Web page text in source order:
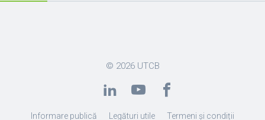
© 2026 UTCB
Informare publică Legături utile
Termeni și condiții